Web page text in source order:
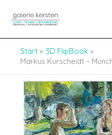
springen
Inhalt
Start
3D FlipBook
Markus Kurscheidt –